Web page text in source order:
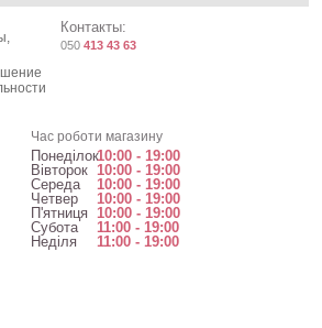
Контакты:
050 413 43 63
Час роботи магазину
Понеділок10:00 - 19:00
Вівторок 10:00 - 19:00
Середа
10:00 - 19:00
Четвер
10:00 - 19:00
П'ятниця 10:00 - 19:00
Субота
11:00 - 19:00
Неділя
11:00 - 19:00